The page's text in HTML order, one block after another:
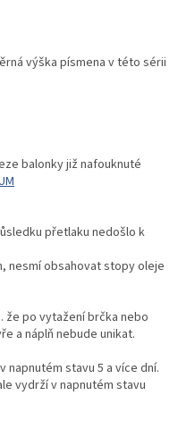
výška písmena v této sérii
balonky již nafouknuté
přetlaku nedošlo k
nesmí obsahovat stopy oleje
že po vytažení brčka nebo
a náplň nebude unikat.
napnutém stavu 5 a více dní.
vydrží v napnutém stavu